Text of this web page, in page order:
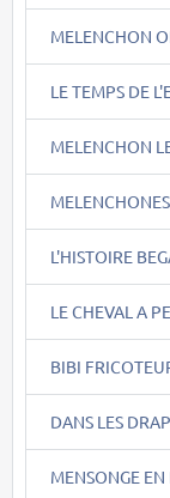
MELENCHON
LE TEMPS DE
MELENCHON
L'HISTOIRE
LE CHEVAL A
BIBI
DANS LES
MENSONGE